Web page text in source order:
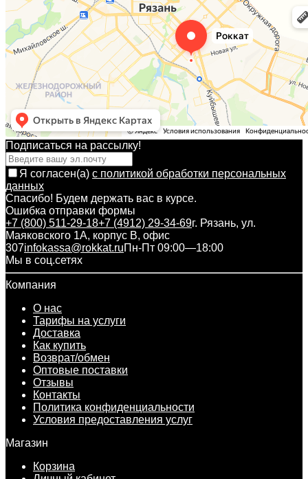
Подписаться на рассылкy!
Я согласен(a) с политикой обработки персональных
данных
Спасибо! Будем держать вас в курсе.
Ошибка отправки формы
+7 (800) 511-29-18+7 (4912) 29-34-69г. Рязань, ул.
Маяковского 1А, корпус B, офис
307infokassa@rokkat.ruПн-Пт 09:00—18:00
Мы в соц.сетях
Компания
О нас
Тарифы на услуги
Доставка
Как купить
Возврат/обмен
Оптовые поставки
Отзывы
Контакты
Политика конфиденциальности
Условия предоставления услуг
Магазин
Корзина